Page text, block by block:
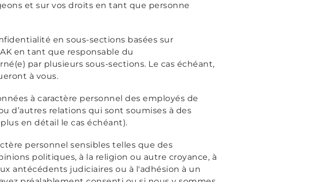
et sur vos droits en tant que personne
en sous-sections basées sur
en tant que responsable du
par plusieurs sous-sections. Le cas échéant,
à vous.
à caractère personnel des employés de
d’autres relations qui sont soumises à des
en détail le cas échéant).
personnel sensibles telles que des
politiques, à la religion ou autre croyance, à
antécédents judiciaires ou à l'adhésion à un